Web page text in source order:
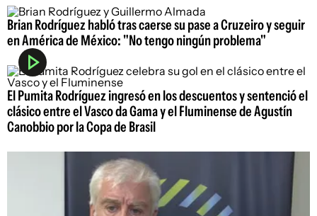
Brian Rodríguez habló tras caerse su pase a Cruzeiro y seguir
en América de México: "No tengo ningún problema"
El Pumita Rodríguez ingresó en los descuentos y sentenció el
clásico entre el Vasco da Gama y el Fluminense de Agustín
Canobbio por la Copa de Brasil